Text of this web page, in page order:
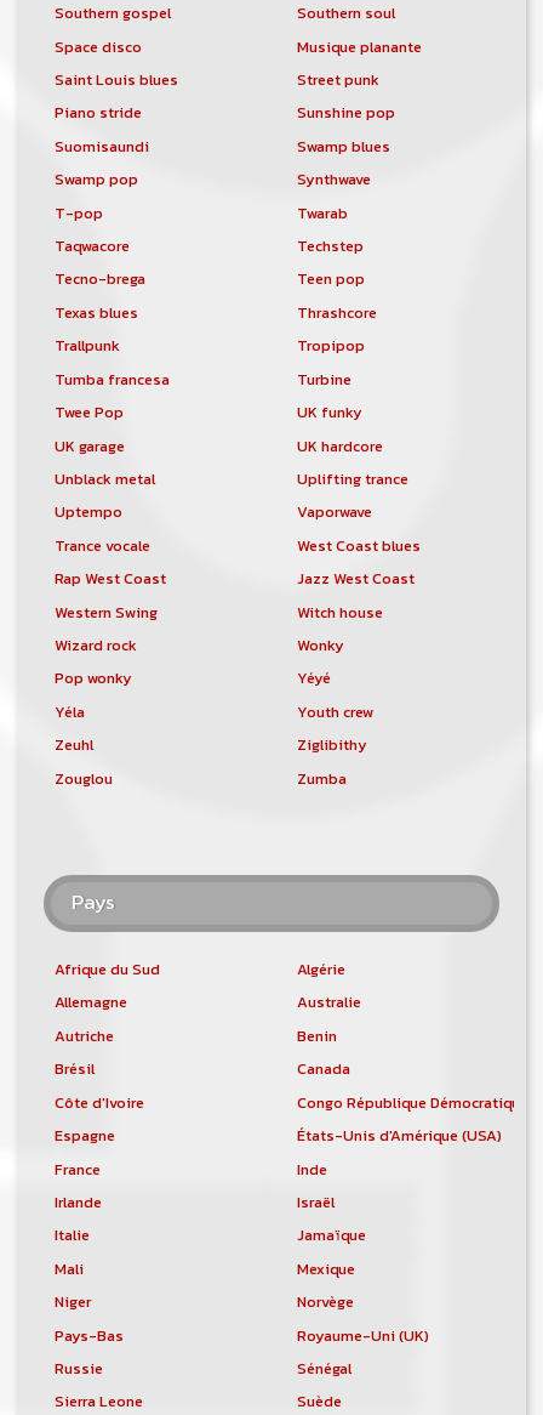
Southern gospel
Southern soul
Space disco
Musique planante
Saint Louis blues
Street punk
Piano stride
Sunshine pop
Suomisaundi
Swamp blues
Swamp pop
Synthwave
T-pop
Twarab
Taqwacore
Techstep
Tecno-brega
Teen pop
Texas blues
Thrashcore
Trallpunk
Tropipop
Tumba francesa
Turbine
Twee Pop
UK funky
UK garage
UK hardcore
Unblack metal
Uplifting trance
Uptempo
Vaporwave
Trance vocale
West Coast blues
Rap West Coast
Jazz West Coast
Western Swing
Witch house
Wizard rock
Wonky
Pop wonky
Yéyé
Yéla
Youth crew
Zeuhl
Ziglibithy
Zouglou
Zumba
Pays
Afrique du Sud
Algérie
Allemagne
Australie
Autriche
Benin
Brésil
Canada
Côte d'Ivoire
Congo République Démocratique
Espagne
États-Unis d'Amérique (USA)
France
Inde
Irlande
Israël
Italie
Jamaïque
Mali
Mexique
Niger
Norvège
Pays-Bas
Royaume-Uni (UK)
Russie
Sénégal
Sierra Leone
Suède